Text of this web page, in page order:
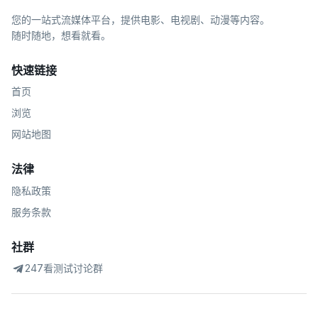
您的一站式流媒体平台，提供电影、电视剧、动漫等内容。
随时随地，想看就看。
快速链接
首页
浏览
网站地图
法律
隐私政策
服务条款
社群
247看测试讨论群